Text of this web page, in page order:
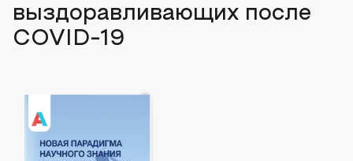
выздоравливающих после
COVID-19